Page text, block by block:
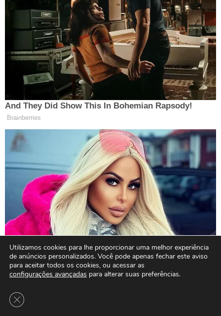
Utilizamos cookies para lhe proporcionar uma melhor experiência
de anúncios personalizados. Você pode apenas fechar este aviso
para aceitar todos os cookies, ou acessar as
configurações avançadas para alterar suas preferências.
Close GDPR Cookie Banner